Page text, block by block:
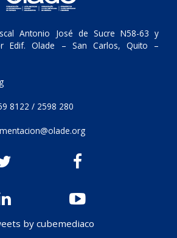
Antonio José de Sucre N58-63 y
Edif. Olade – San Carlos, Quito –
8122 / 2598 280
by cubemediaco